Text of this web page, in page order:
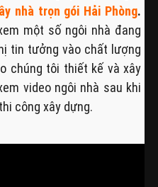
nhà trọn gói Hải Phòng.
một số ngôi nhà đang
tin tưởng vào chất lượng
chúng tôi thiết kế và xây
video ngôi nhà sau khi
công xây dựng.